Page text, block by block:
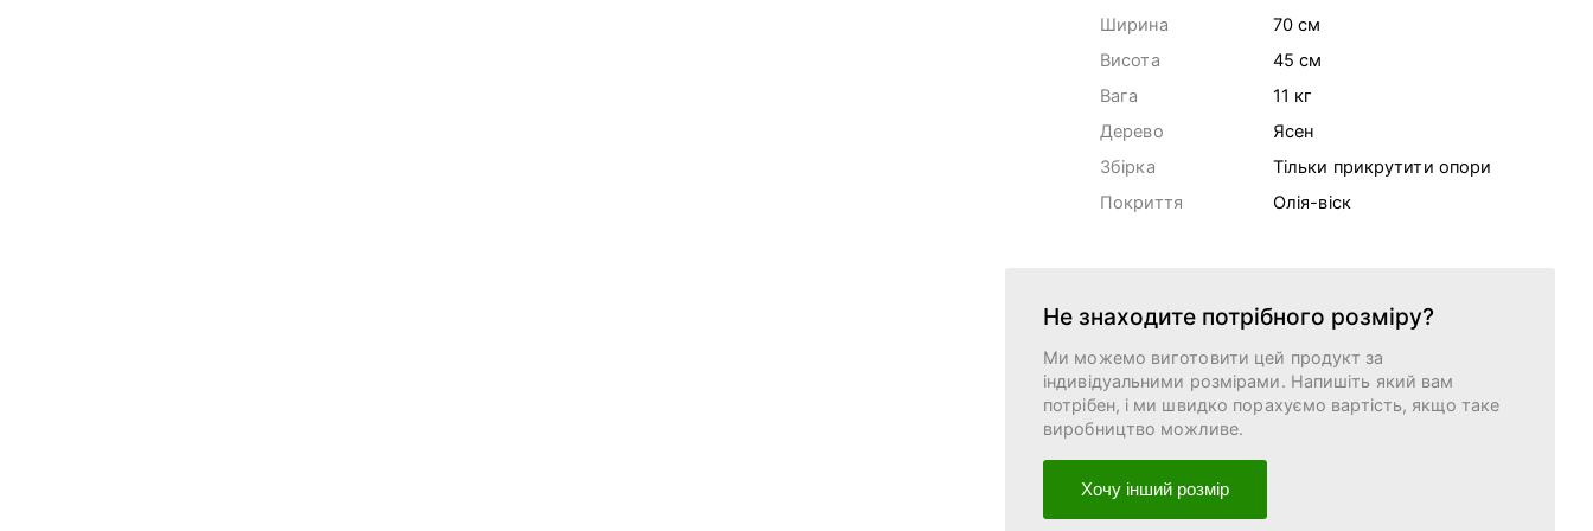
Ширина
70 cм
Висота
45 cм
Вага
11 кг
Дерево
Ясен
Збірка
Тільки прикрутити опори
Покриття
Олія-віск
Не знаходите потрібного розміру?
Ми можемо виготовити цей продукт за
індивідуальними розмірами. Напишіть який вам
потрібен, і ми швидко порахуємо вартість, якщо таке
виробництво можливе.
Хочу інший розмір